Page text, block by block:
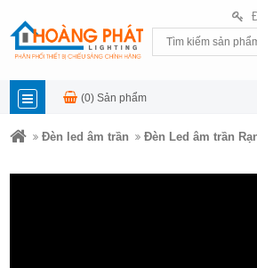
DANH
(0)Sản phẩm
Đèn led âm trần Đèn Led âm trần